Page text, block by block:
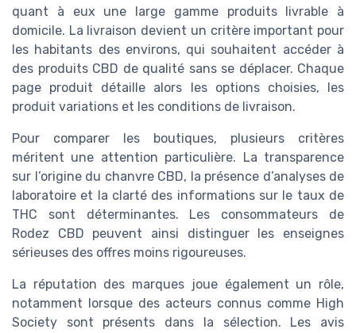
quant à eux une large gamme produits livrable à
domicile. La livraison devient un critère important pour
les habitants des environs, qui souhaitent accéder à
des produits CBD de qualité sans se déplacer. Chaque
page produit détaille alors les options choisies, les
produit variations et les conditions de livraison.
Pour comparer les boutiques, plusieurs critères
méritent une attention particulière. La transparence
sur l’origine du chanvre CBD, la présence d’analyses de
laboratoire et la clarté des informations sur le taux de
THC sont déterminantes. Les consommateurs de
Rodez CBD peuvent ainsi distinguer les enseignes
sérieuses des offres moins rigoureuses.
La réputation des marques joue également un rôle,
notamment lorsque des acteurs connus comme High
Society sont présents dans la sélection. Les avis